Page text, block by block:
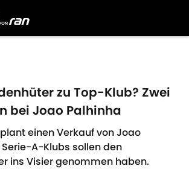
zu Top-Klub? Zwei
bei Joao Palhinha
plant einen Verkauf von Joao
Serie-A-Klubs sollen den
ins Visier genommen haben.